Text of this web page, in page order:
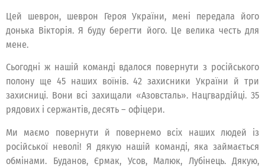
Цей шеврон, шеврон Героя України, мені передала його
донька Вікторія. Я буду берегти його. Це велика честь для
мене.
Сьогодні ж нашій команді вдалося повернути з російського
полону ще 45 наших воїнів. 42 захисники України й три
захисниці. Вони всі захищали «Азовсталь». Нацгвардійці. 35
рядових і сержантів, десять – офіцери.
Ми маємо повернути й повернемо всіх наших людей із
російської неволі! Я дякую нашій команді, яка займається
обмінами. Буданов, Єрмак, Усов, Малюк, Лубінець. Дякую,